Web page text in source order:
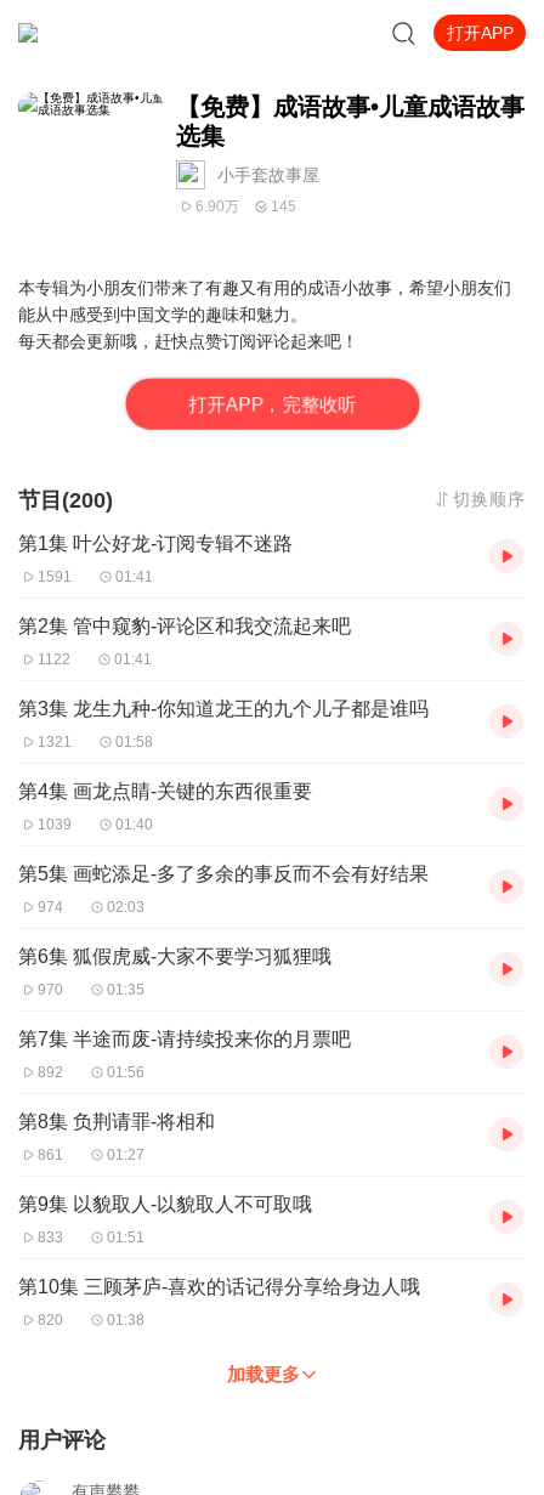
打开APP
【免费】成语故事•儿童成语故事
选集
小手套故事屋
6.90万 145
本专辑为小朋友们带来了有趣又有用的成语小故事，希望小朋友们
能从中感受到中国文学的趣味和魅力。
每天都会更新哦，赶快点赞订阅评论起来吧！
打开APP，完整收听
节目(200) 切换顺序
第1集 叶公好龙-订阅专辑不迷路
1591 01:41
第2集 管中窥豹-评论区和我交流起来吧
1122 01:41
第3集 龙生九种-你知道龙王的九个儿子都是谁吗
1321 01:58
第4集 画龙点睛-关键的东西很重要
1039 01:40
第5集 画蛇添足-多了多余的事反而不会有好结果
974 02:03
第6集 狐假虎威-大家不要学习狐狸哦
970 01:35
第7集 半途而废-请持续投来你的月票吧
892 01:56
第8集 负荆请罪-将相和
861 01:27
第9集 以貌取人-以貌取人不可取哦
833 01:51
第10集 三顾茅庐-喜欢的话记得分享给身边人哦
820 01:38
加载更多
用户评论